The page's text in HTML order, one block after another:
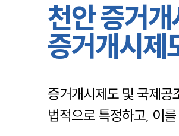
천안 증거
증거개시제
증거개시제도 및 국제공
법적으로 특정하고, 이